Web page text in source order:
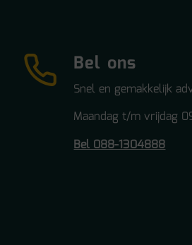
Bel ons
Snel en gemakkelijk
Maandag t/m vrijdag
Bel 088-1304888